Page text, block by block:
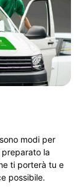
modi per
la
ti porterà tu e
possibile.